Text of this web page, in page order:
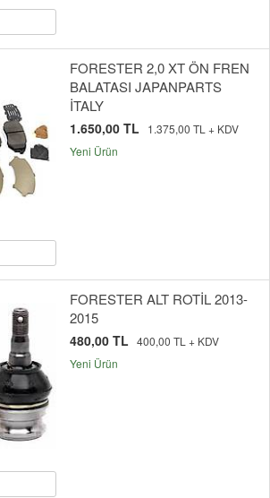
FORESTER 2,0 XT ÖN FREN
BALATASI JAPANPARTS
İTALY
1.650,00 TL
1.375,00 TL + KDV
Yeni Ürün
FORESTER ALT ROTİL 2013-
2015
480,00 TL 400,00 TL + KDV
Yeni Ürün